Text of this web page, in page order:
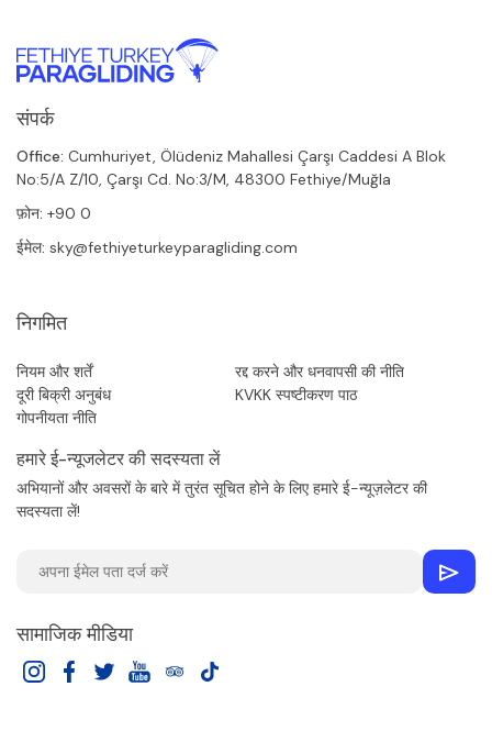
संपर्क
Office: Cumhuriyet, Ölüdeniz Mahallesi Çarşı Caddesi A Blok
No:5/A Z/10, Çarşı Cd. No:3/M, 48300 Fethiye/Muğla
फ़ोन: +90 0
ईमेल: sky@fethiyeturkeyparagliding.com
निगमित
नियम और शर्तें
रद्द करने और धनवापसी की नीति
दूरी बिक्री अनुबंध
KVKK स्पष्टीकरण पाठ
गोपनीयता नीति
हमारे ई-न्यूजलेटर की सदस्यता लें
अभियानों और अवसरों के बारे में तुरंत सूचित होने के लिए हमारे ई-न्यूज़लेटर की
सदस्यता लें!
सामाजिक मीडिया